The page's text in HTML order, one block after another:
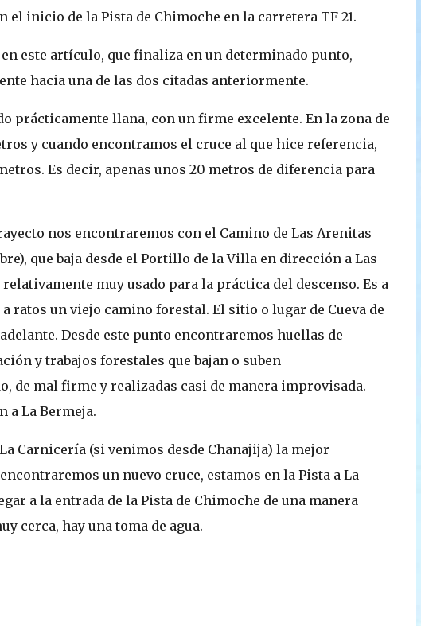
inicio de la Pista de Chimoche en la carretera TF-21.
este artículo, que finaliza en un determinado punto,
hacia una de las dos citadas anteriormente.
prácticamente llana, con un firme excelente. En la zona de
y cuando encontramos el cruce al que hice referencia,
Es decir, apenas unos 20 metros de diferencia para
nos encontraremos con el Camino de Las Arenitas
que baja desde el Portillo de la Villa en dirección a Las
muy usado para la práctica del descenso. Es a
ratos un viejo camino forestal. El sitio o lugar de Cueva de
Desde este punto encontraremos huellas de
y trabajos forestales que bajan o suben
de mal firme y realizadas casi de manera improvisada.
a La Bermeja.
Carnicería (si venimos desde Chanajija) la mejor
un nuevo cruce, estamos en la Pista a La
a la entrada de la Pista de Chimoche de una manera
cerca, hay una toma de agua.